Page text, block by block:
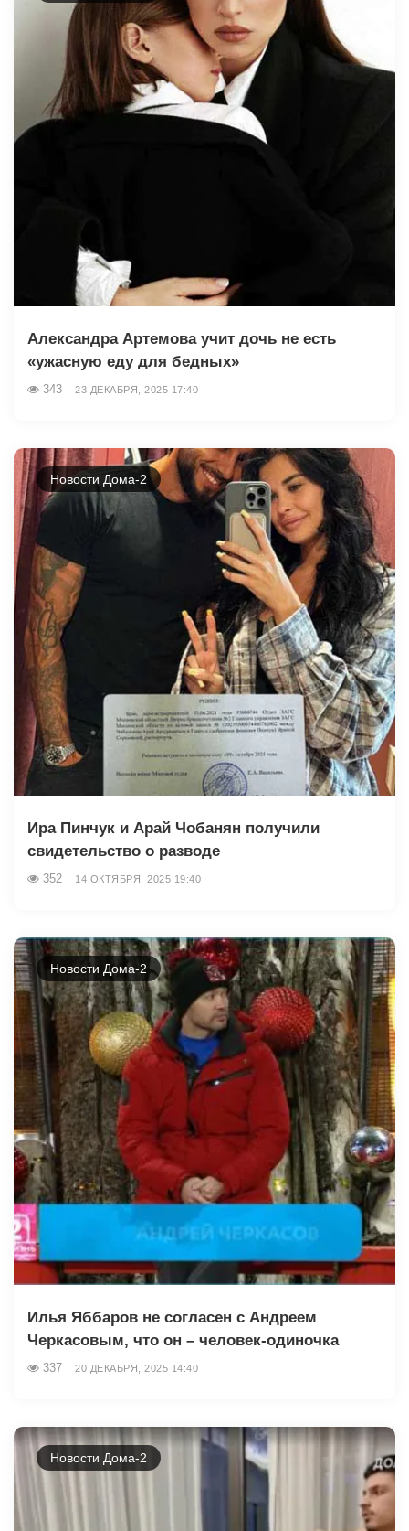
Александра Артемова учит дочь не есть
«ужасную еду для бедных»
343 23 ДЕКАБРЯ, 2025 17:40
Новости Дома-2
Ира Пинчук и Арай Чобанян получили
свидетельство о разводе
352 14 ОКТЯБРЯ, 2025 19:40
Новости Дома-2
Илья Яббаров не согласен с Андреем
Черкасовым, что он – человек-одиночка
337 20 ДЕКАБРЯ, 2025 14:40
Новости Дома-2